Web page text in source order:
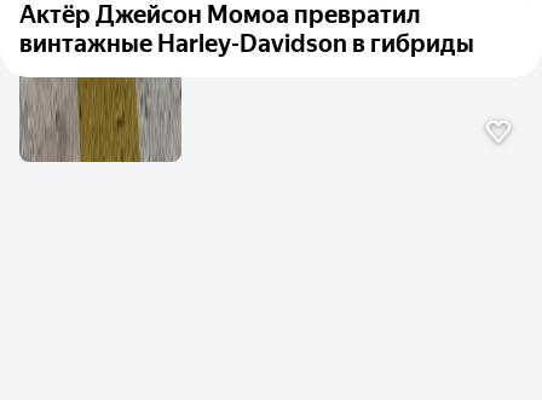
Актёр Джейсон Момоа превратил
винтажные Harley-Davidson в гибриды